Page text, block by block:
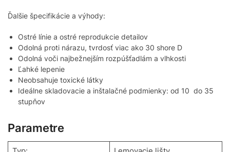
Ďalšie špecifikácie a výhody:
Ostré línie a ostré reprodukcie detailov
Odolná proti nárazu, tvrdosť viac ako 30 shore D
Odolná voči najbežnejším rozpúšťadlám a vlhkosti
Ľahké lepenie
Neobsahuje toxické látky
Ideálne skladovacie a inštalačné podmienky: od 10 do 35
stupňov
Parametre